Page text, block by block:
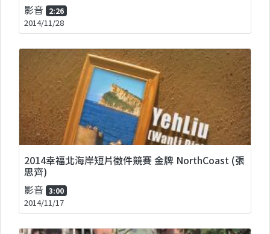
影音 2:26
2014/11/28
2014幸福北海岸短片徵件競賽 金牌 NorthCoast (張
思齊)
影音 3:00
2014/11/17